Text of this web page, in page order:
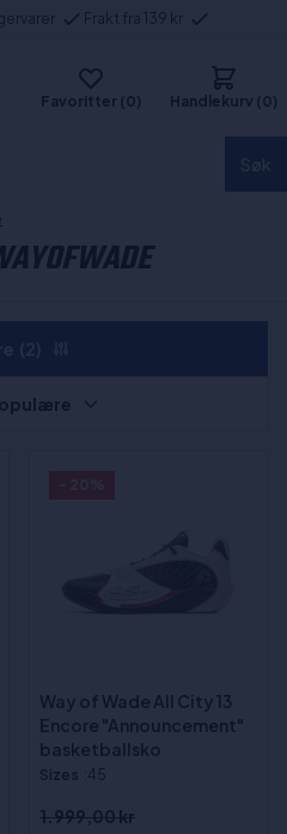
Frakt fra 139 kr
Favoritter (0) Handlekurv (0)
Way of Wade All City 13
Encore "Announcement"
basketballsko
Sizes :45
1.999,00 kr